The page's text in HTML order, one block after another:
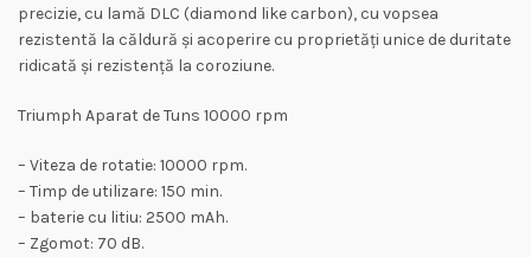
precizie, cu lamă DLC (diamond like carbon), cu vopsea
rezistentă la căldură și acoperire cu proprietăți unice de duritate
ridicată și rezistență la coroziune.
Triumph Aparat de Tuns 10000 rpm
– Viteza de rotatie: 10000 rpm.
– Timp de utilizare: 150 min.
– baterie cu litiu: 2500 mAh.
– Zgomot: 70 dB.